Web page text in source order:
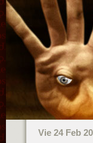
Vie 24 Feb